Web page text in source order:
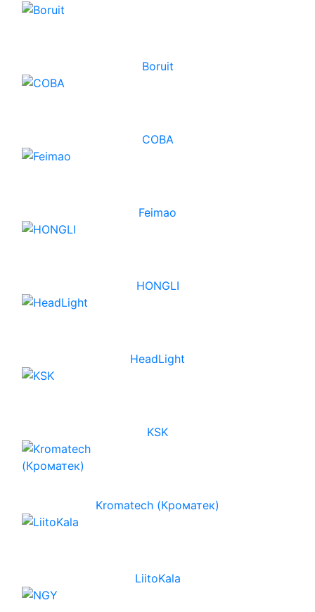
Boruit
COBA
Feimao
HONGLI
HeadLight
KSK
Kromatech (Кроматек)
LiitoKala